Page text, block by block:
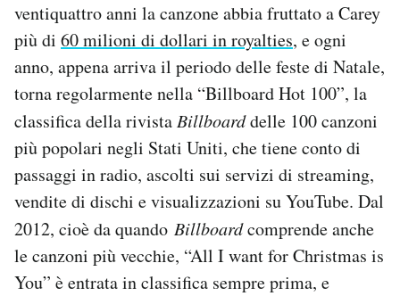
AREA PERSONALE
Area Personale
Newsletter
Regala il Post
Hai bisogno di aiuto?
Esci
ventiquattro anni la canzone abbia fruttato a Carey
più di 60 milioni di dollari in royalties, e ogni
anno, appena arriva il periodo delle feste di Natale,
torna regolarmente nella “Billboard Hot 100”, la
classifica della rivistaBillboarddelle 100 canzoni
più popolari negli Stati Uniti, che tiene conto di
passaggi in radio, ascolti sui servizi di streaming,
vendite di dischi e visualizzazioni su YouTube. Dal
2012, cioè da quando Billboardcomprende anche
le canzoni più vecchie, “All I want for Christmas is
You” è entrata in classifica sempre prima, e